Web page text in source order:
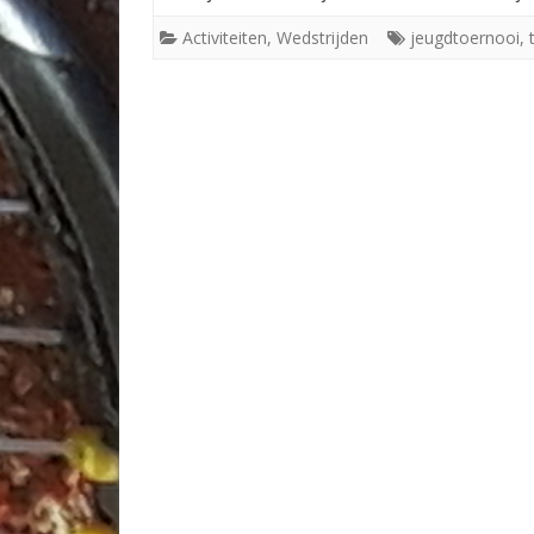
Activiteiten, Wedstrijden jeugdtoernooi,